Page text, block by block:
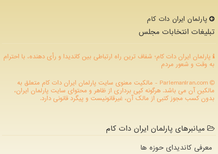
پارلمان ایران دات كام
تبلیغات انتخابات مجلس
پارلمان ایران دات کام؛ شفاف ترین راه ارتباطی بین کاندیدا و رأی دهنده، با احترام
به وقت و شعور مردم
ParlemanIran.com - مالکیت معنوی سایت پارلمان ایران دات كام متعلق به
مالکین آن می باشد. هرگونه کپی برداری از ظاهر و محتوای سایت پارلمان ایران،
بدون کسب مجوز کتبی از مالک آن، غیرقانونیست و پیگرد قانونی دارد.
میانبرهای پارلمان ایران دات کام
معرفی کاندیدای حوزه ها